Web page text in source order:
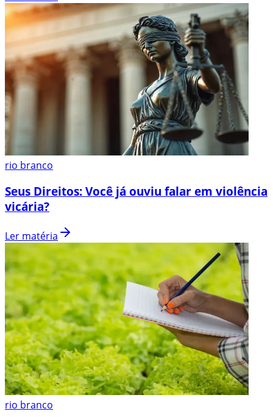
rio branco
Seus Direitos: Você já ouviu falar em violência
vicária?
Ler matéria
rio branco